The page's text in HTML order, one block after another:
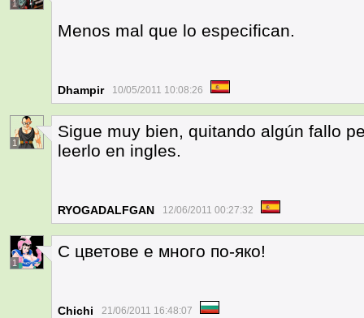
1
Menos mal que lo especifican.
Dhampir 10/05/2011 10:08:26
1
Sigue muy bien, quitando algún fallo
leerlo en ingles.
RYOGADALFGAN 12/06/2011 00:27:32
1
С цветове е много по-яко!
Chichi 21/06/2011 16:48:07